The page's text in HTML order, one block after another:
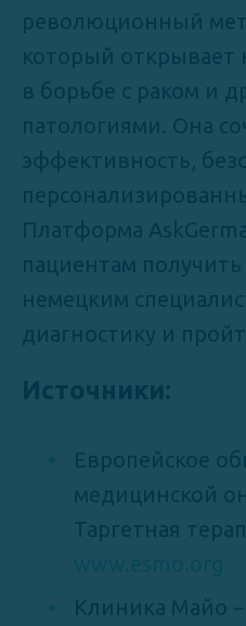
революционный
который
в борьбе с раком и
патологиями. Она
эффективность,
Платформа
пациентам
немецким
диагностику и
Источники:
Европейское
медицинской
Таргетная
Клиника Майо –